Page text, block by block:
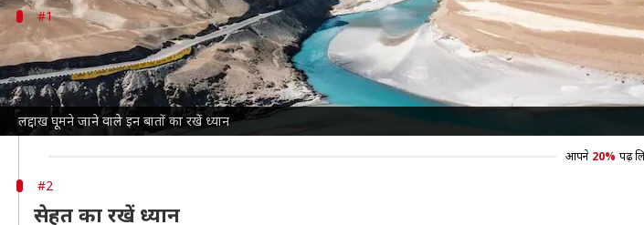
लद्दाख घूमने जाने वाले इन बातों का रखें ध्यान
#1
सही समय चुनें
लद्दाख जाने का सबसे अच्छा समय गर्मियों का है, जो अप्रैल से सितंबर तक होता है। इस दौरान मौसम
इस समय आप आसानी से अलग-अलग जगहों की यात्रा कर सकते हैं और कई गतिविधियों का आनंद ले
बारिशों में भीड़भाड़ कम होती है, जिससे आपकी यात्रा अधिक आरामदायक बनती है।
आपने 20% पढ़
#2
सेहत का रखें ध्यान